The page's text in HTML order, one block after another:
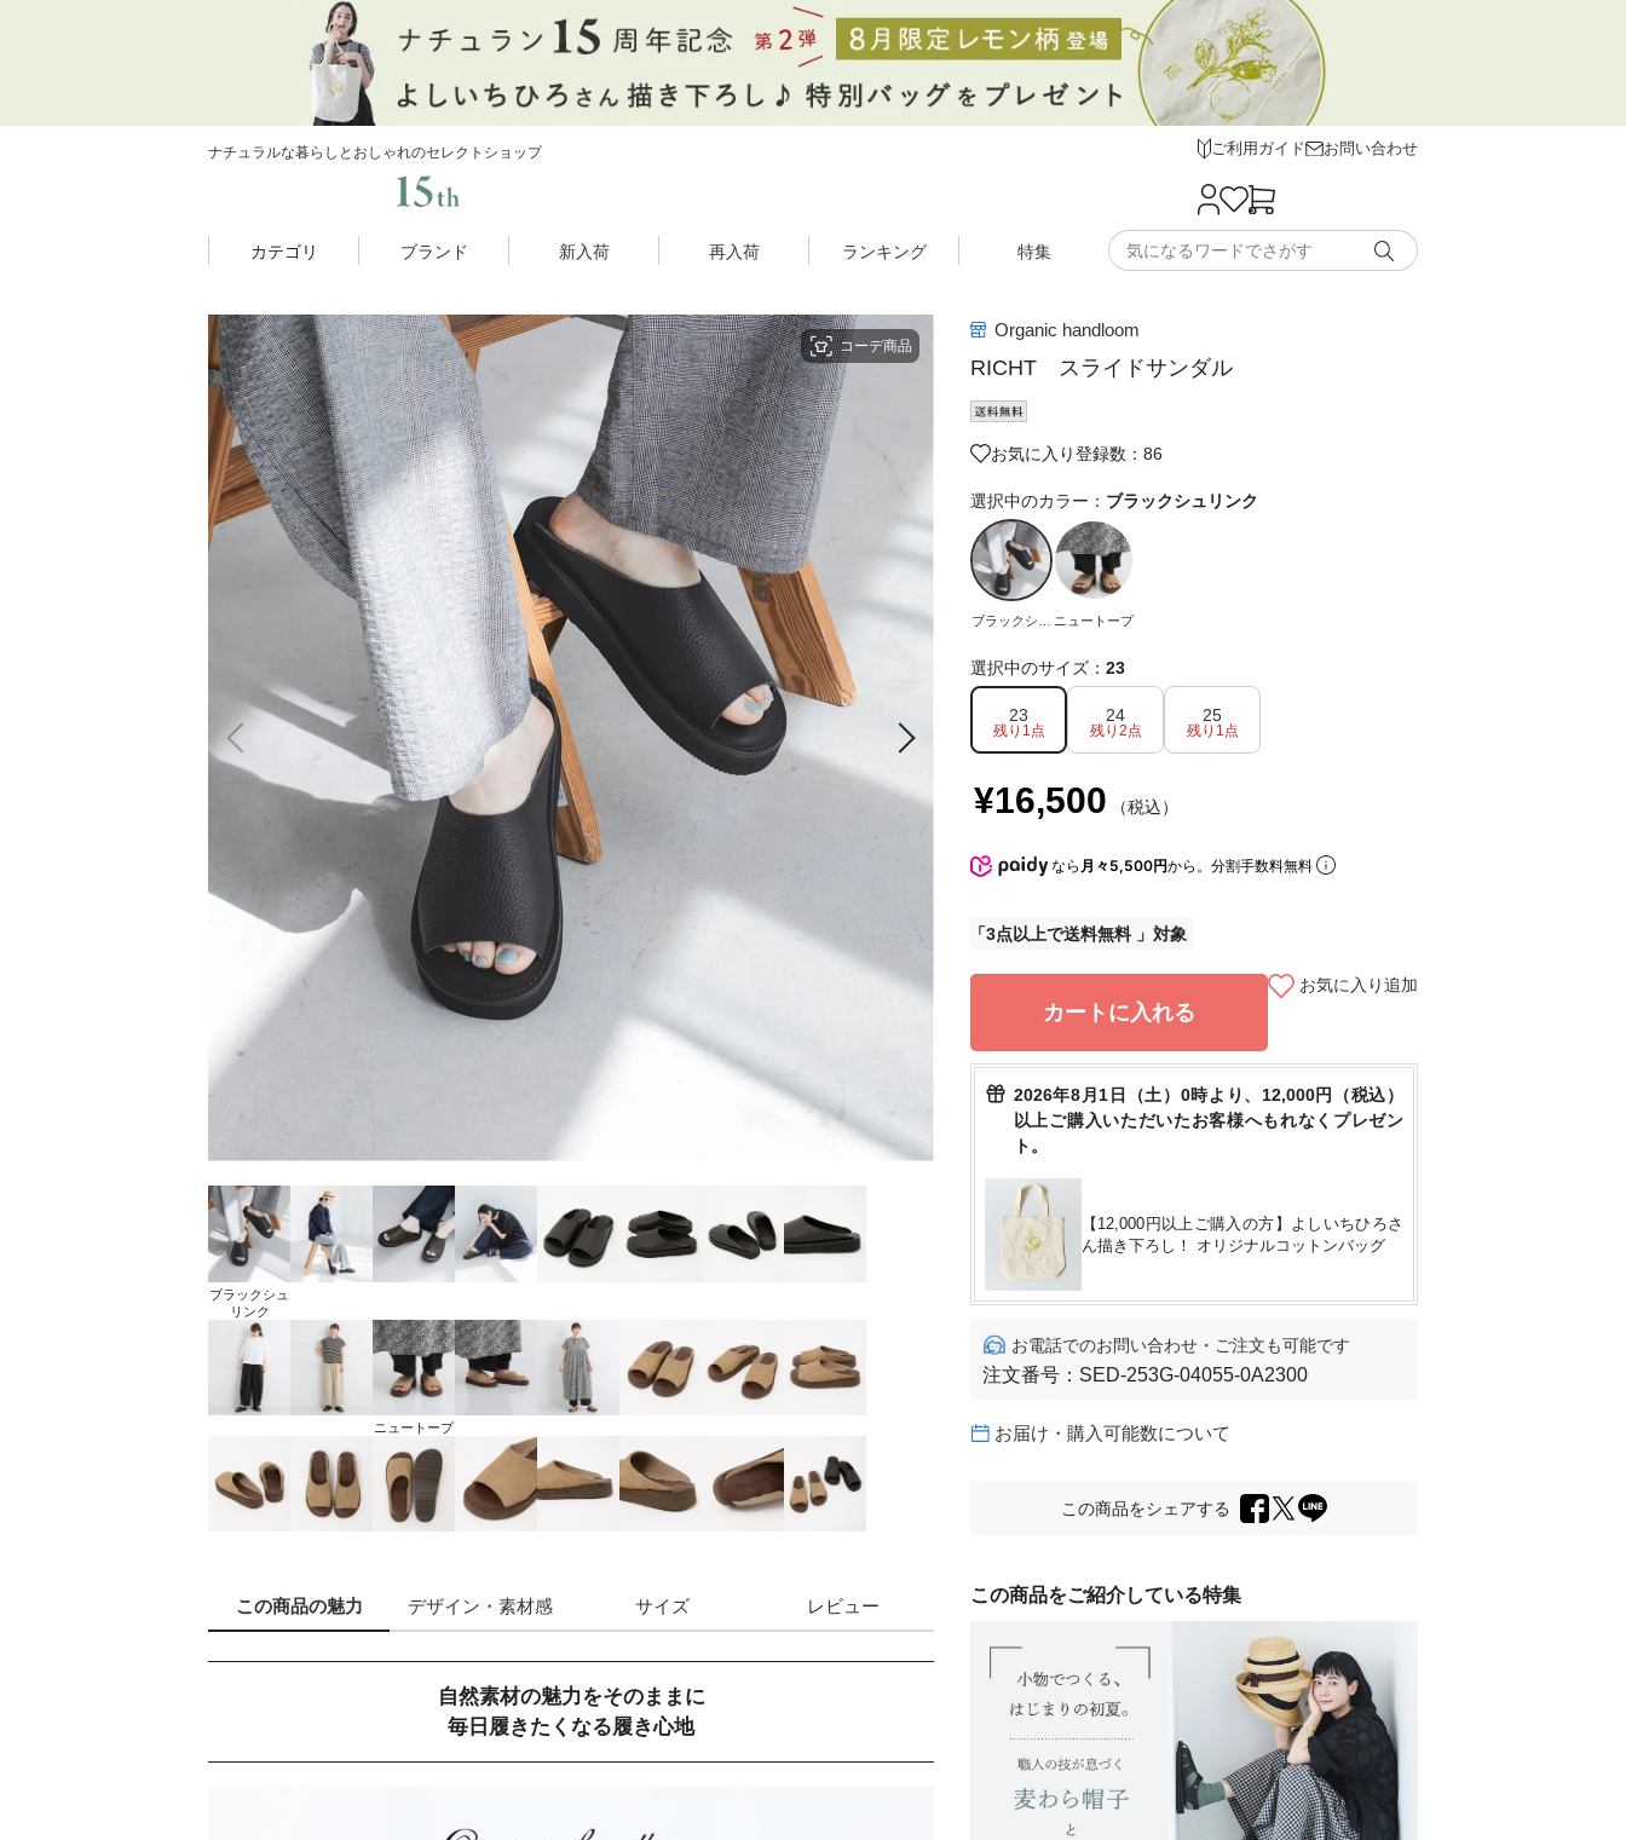
ナチュラルな暮らしとおしゃれのセレクトショップ ご利用ガイド お問い合わせ
カテゴリ ブランド 新入荷 再入荷 ランキング 特集
コーデ商品
ブラックシュ
リンク
ニュートープ
Organic handloom
RICHT スライドサンダル
お気に入り登録数：86
選択中のカラー： ブラックシュリンク
ブラックシュ
ニュートープ
選択中のサイズ： 23
23
残り1点
24
残り2点
25
残り1点
¥16,500 （税込）
なら 月々5,500円から。分割手数料無料
3点以上で送料無料
カートに入れる
お気に入り追加
2026年8月1日（土）0時より、12,000円（税込）
以上ご購入いただいたお客様へもれなくプレゼン
ト。
【12,000円以上ご購入の方】よしいちひろさ
ん描き下ろし！ オリジナルコットンバッグ
お電話でのお問い合わせ・ご注文も可能です
注文番号： SED-253G-04055-0A2300
お届け・購入可能数について
この商品をシェアする
この商品をご紹介している特集
この商品の魅力 デザイン ・素材感 サイズ レビュー
自然素材の魅力をそのままに
毎日履きたくなる履き心地